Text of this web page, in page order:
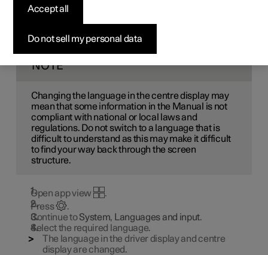
language
Language settings are defined by the centre display.
NOTE
Changing the language in the centre display may
mean that some information in the Manual is not
compliant with national or local laws and
regulations. Do not switch to a language that is
difficult to understand as this may make it difficult
to find your way back through the screen
structure.
Open app view
.
Press
.
Continue toSystem, Languages and input.
Select the required language.
The language in the driver display and centre
display are changed.
Do not sell my personal data
Accept all